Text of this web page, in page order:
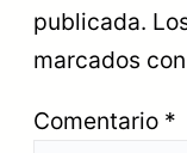
publicada.
marcados con
Comentario *